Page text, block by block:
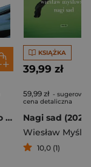
Relatos del piloto Pirx
KSIĄŻKA
39,99 zł
59,99 zł -
cena detaliczna
Nagi sad (2026)
Wiesław
10,0 (1)